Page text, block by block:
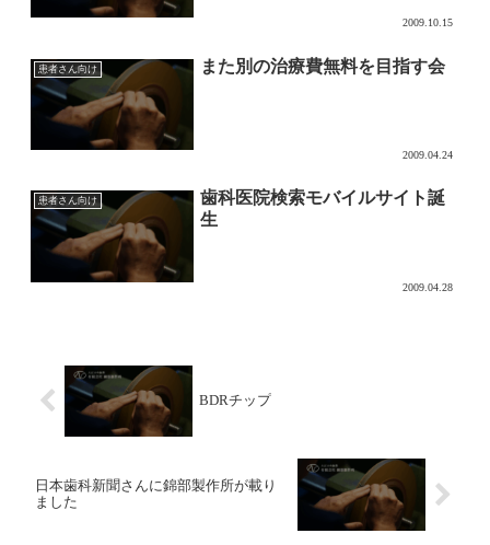
2009.10.15
患者さん向け また別の治療費無料を目指す会
2009.04.24
患者さん向け
歯科医院検索モバイルサイト誕
生
2009.04.28
BDRチップ
日本歯科新聞さんに錦部製作所が載り
ました